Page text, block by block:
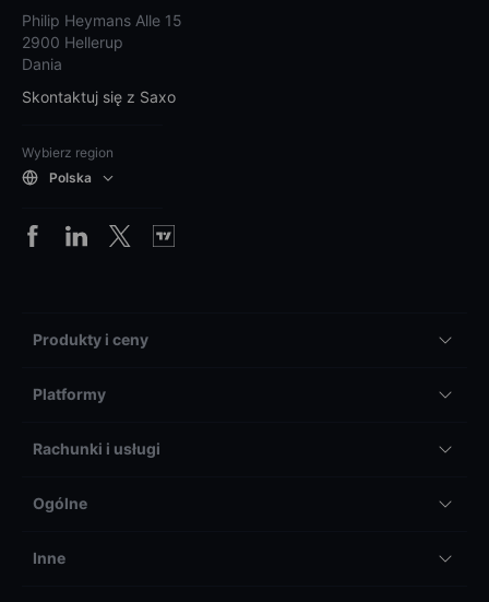
Philip Heymans Alle 15
2900 Hellerup
Dania
Skontaktuj się z Saxo
Wybierz region
Polska
Produkty i ceny
Platformy
Rachunki i usługi
Ogólne
Inne